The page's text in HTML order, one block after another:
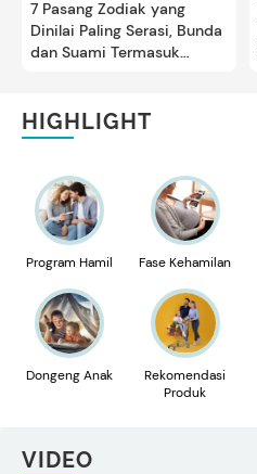
7 Pasang Zodiak yang
Dinilai Paling Serasi, Bunda
dan Suami Termasuk
HIGHLIGHT
Program Hamil Fase Kehamilan
Dongeng Anak
Rekomendasi
Produk
VIDEO